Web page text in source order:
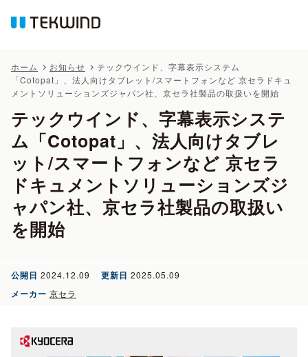
ホーム お知らせ
テックウインド、字幕表示システム
「Cotopat」、法人向けタブレット/スマートフォンなど 京セラドキュ
メントソリューションズジャパン社、京セラ社製品の取扱いを開始
テックウインド、字幕表示システ
ム「Cotopat」、法人向けタブレ
ット/スマートフォンなど 京セラ
ドキュメントソリューションズジ
ャパン社、京セラ社製品の取扱い
を開始
公開日 2024.12.09 更新日 2025.05.09
メーカー 京セラ